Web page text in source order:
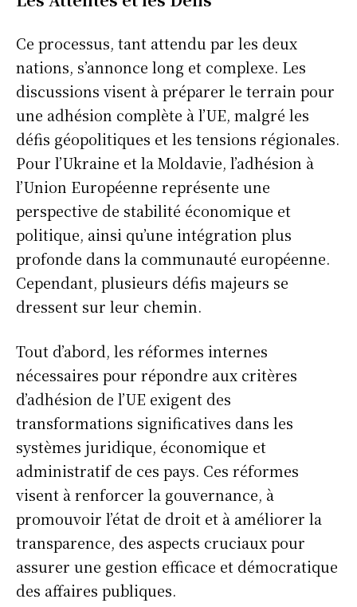
Ce processus, tant attendu par les deux
nations, s’annonce long et complexe. Les
discussions visent à préparer le terrain pour
une adhésion complète à l’UE, malgré les
défis géopolitiques et les tensions régionales.
Pour l’Ukraine et la Moldavie, l’adhésion à
l’Union Européenne représente une
perspective de stabilité économique et
politique, ainsi qu’une intégration plus
profonde dans la communauté européenne.
Cependant, plusieurs défis majeurs se
dressent sur leur chemin.
Tout d’abord, les réformes internes
nécessaires pour répondre aux critères
d’adhésion de l’UE exigent des
transformations significatives dans les
systèmes juridique, économique et
administratif de ces pays. Ces réformes
visent à renforcer la gouvernance, à
promouvoir l’état de droit et à améliorer la
transparence, des aspects cruciaux pour
assurer une gestion efficace et démocratique
des affaires publiques.